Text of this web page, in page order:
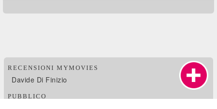
RECENSIONI MYMOVIES
Davide Di Finizio
PUBBLICO